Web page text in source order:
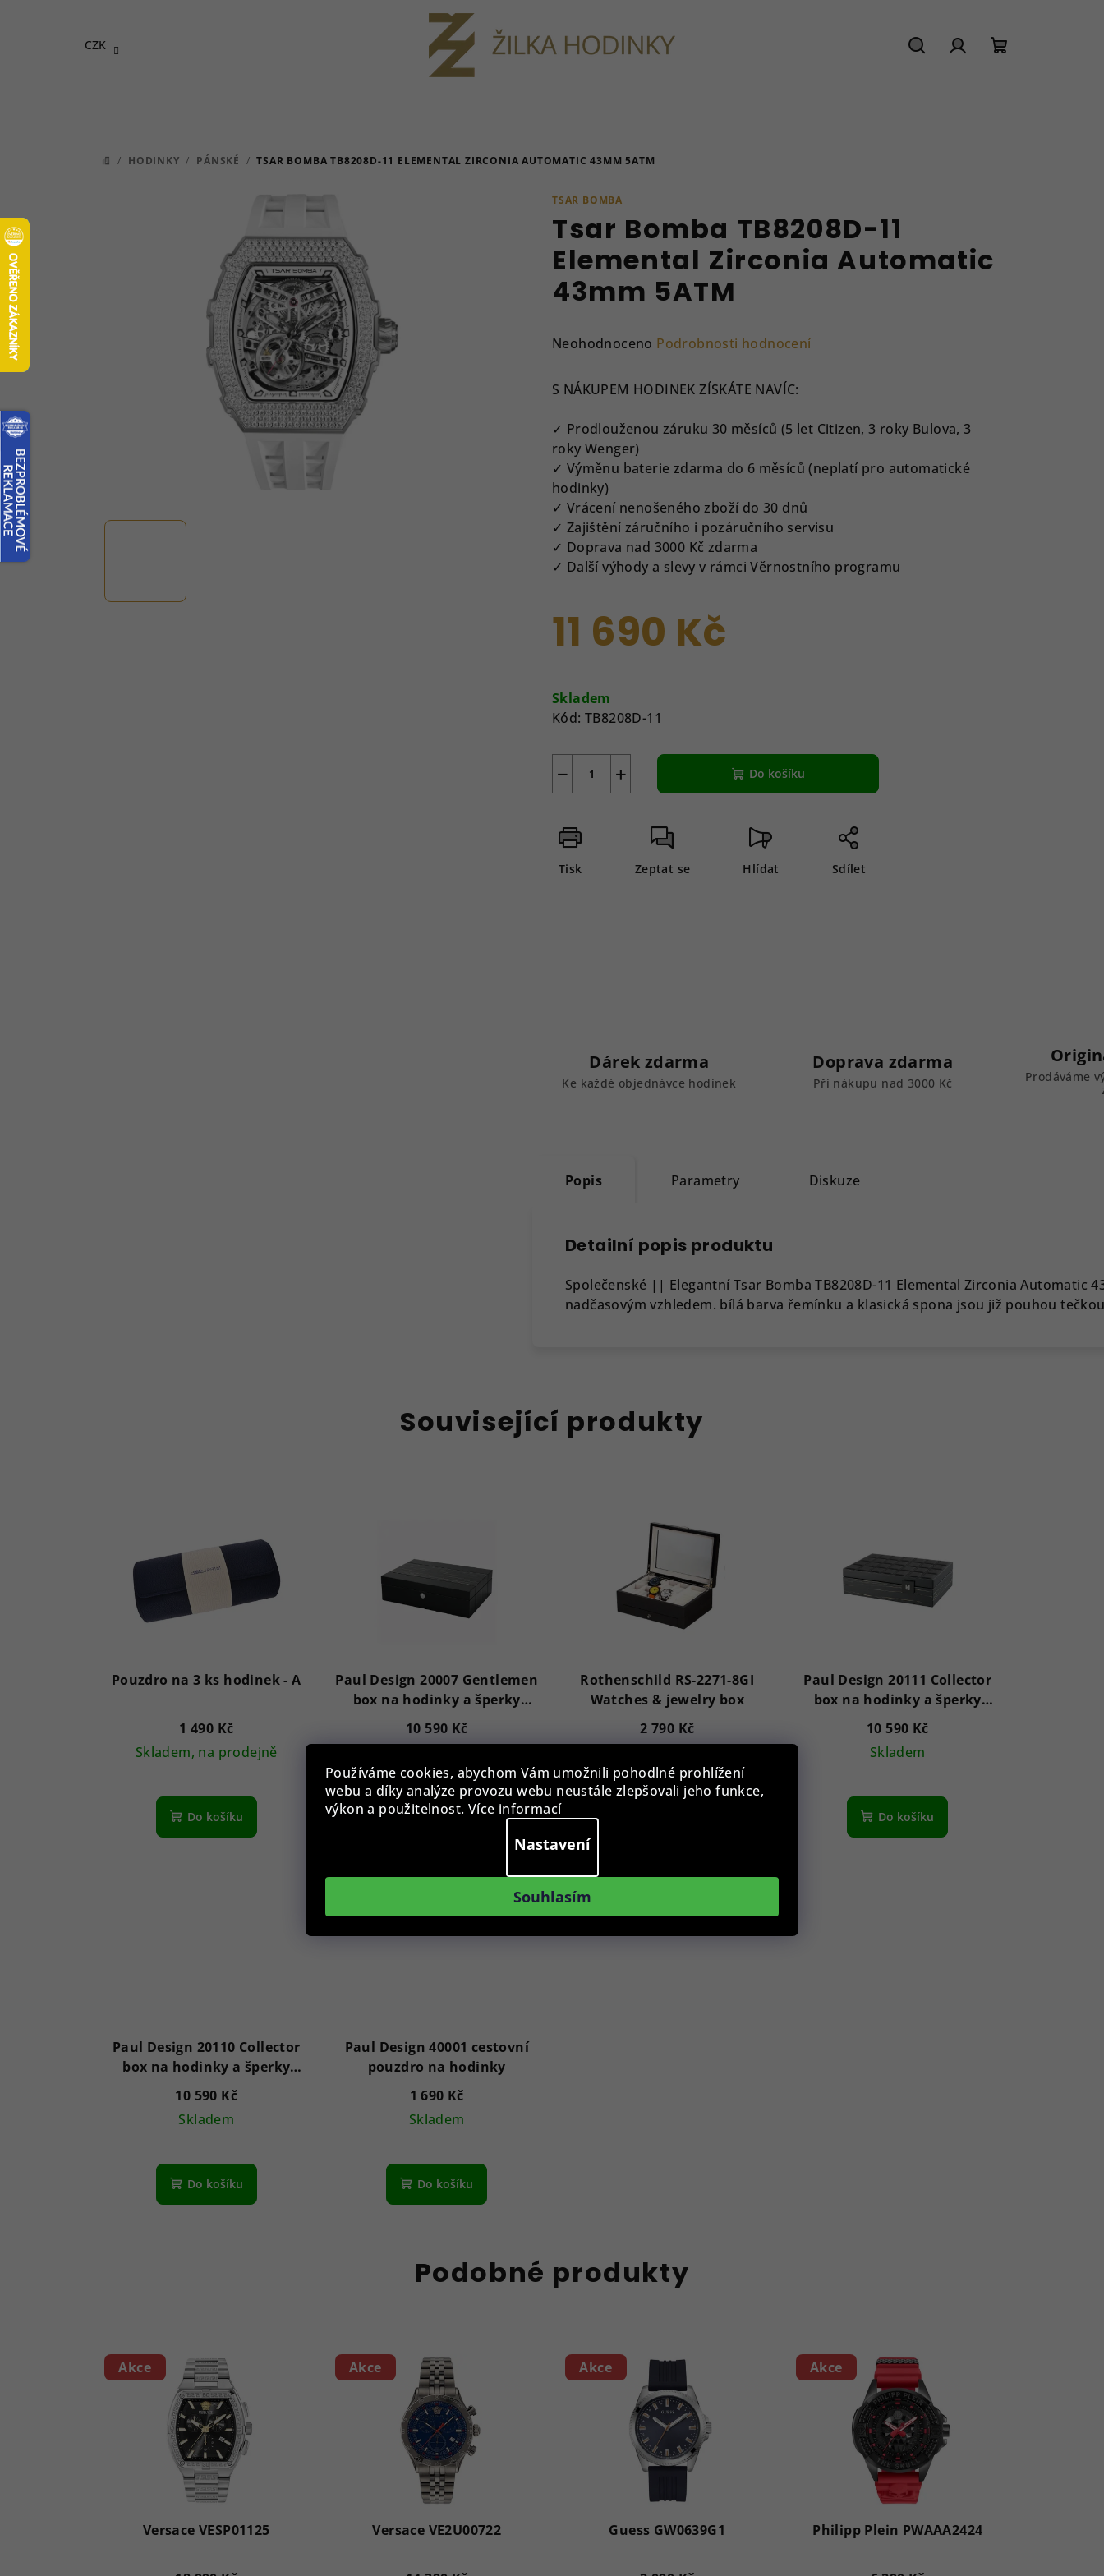
Používáme cookies, abychom Vám umožnili pohodlné prohlížení
webu a díky analýze provozu webu neustále zlepšovali jeho funkce,
výkon a použitelnost. Více informací
Nastavení
Souhlasím
CZK
DOMŮ
/ HODINKY / PÁNSKÉ / TSAR BOMBA TB8208D-11 ELEMENTAL ZIRCONIA AUTOMATIC 43MM 5ATM
TSAR BOMBA
Tsar Bomba TB8208D-11
Elemental Zirconia Automatic
43mm 5ATM
Průměrné
produktu
0,0
5
hvězdiček.
Neohodnoceno Podrobnosti hodnocení
S NÁKUPEM HODINEK ZÍSKÁTE NAVÍC:
✓ Prodlouženou záruku 30 měsíců (5 let Citizen, 3 roky Bulova, 3
roky Wenger)
✓ Výměnu baterie zdarma do 6 měsíců (neplatí pro automatické
hodinky)
✓ Vrácení nenošeného zboží do 30 dnů
✓ Zajištění záručního i pozáručního servisu
✓ Doprava nad 3000 Kč zdarma
✓ Další výhody a slevy v rámci Věrnostního programu
11 690 Kč
cena:
Skladem
Kód: TB8208D-11
+
− Do košíku
Tisk Zeptat se Hlídat Sdílet
Dárek zdarma
Ke každé objednávce hodinek
Doprava zdarma
Při nákupu nad 3000 Kč
Prodáváme
Popis Parametry Diskuze
Detailní popis produktu
Společenské || Elegantní Tsar Bomba TB8208D-11 Elemental Zirconia Automatic
nadčasovým vzhledem. bílá barva řemínku a klasická spona jsou již pouhou
Související produkty
Pouzdro na 3 ks hodinek - A
1 490 Kč
Skladem, na prodejně
Do košíku
Paul Design 20007 Gentlemen
box na hodinky a šperky
Black Shadow
10 590 Kč
Do košíku
Rothenschild RS-2271-8GI
Watches & jewelry box
2 790 Kč
Paul Design 20111 Collector
box na hodinky a šperky
Black Shadow
10 590 Kč
Skladem
Do košíku
Paul Design 20110 Collector
box na hodinky a šperky
Black Apricot
10 590 Kč
Skladem
Do košíku
Paul Design 40001 cestovní
pouzdro na hodinky
1 690 Kč
Skladem
Do košíku
Podobné produkty
Akce
Versace VESP01125
Akce
Versace VE2U00722
Akce
Guess GW0639G1
Akce
Philipp Plein PWAAA2424